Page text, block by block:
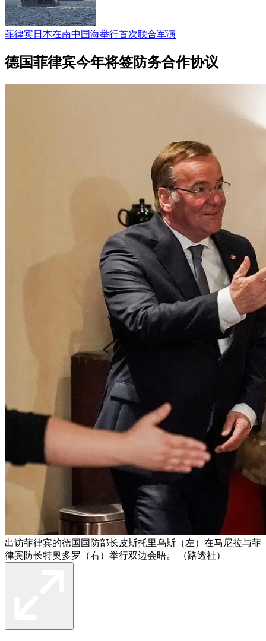
菲律宾日本在南中国海举行首次联合军演
德国菲律宾今年将签防务合作协议
出访菲律宾的德国国防部长皮斯托里乌斯（左）在马尼拉与菲
律宾防长特奥多罗（右）举行双边会晤。 （路透社）